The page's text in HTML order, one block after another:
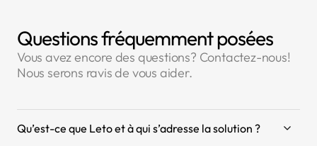
Questions fréquemment posées
Vous avez encore des questions? Contactez-nous!
Nous serons ravis de vous aider.
Qu’est-ce que Leto et à qui s’adresse la solution ?